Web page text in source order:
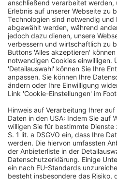
Regulierung
Hersteller auf
regulatorische
Hoffmann: Die Umstellung auf
betrachtet werden. Da parallel
Passivierungen eingeschränkt
beides in einem Schritt